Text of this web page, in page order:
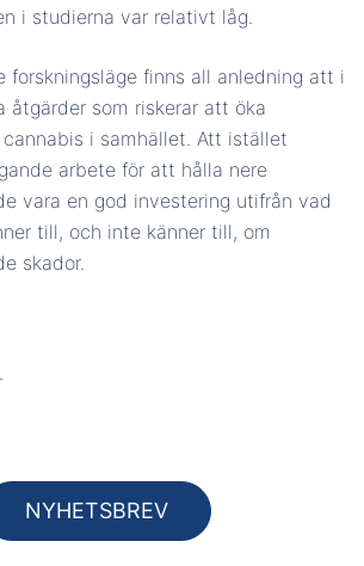
i studierna var relativt låg.
forskningsläge finns all anledning att i
åtgärder som riskerar att öka
i samhället. Att istället
arbete för att hålla nere
vara en god investering utifrån vad
till, och inte känner till, om
skador.
NYHETSBREV